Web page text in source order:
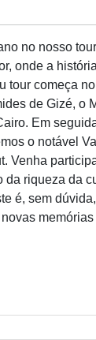
no nosso
onde a
tour começa
de Gizé, o
Em
o notável
Venha
da riqueza da
é, sem